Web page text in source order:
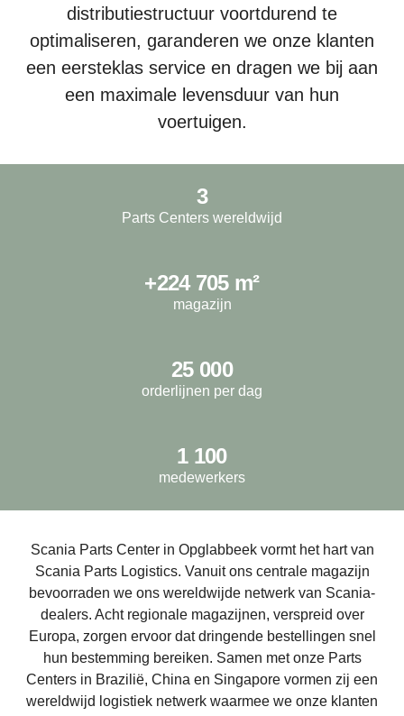
distributiestructuur voortdurend te
optimaliseren, garanderen we onze klanten
een eersteklas service en dragen we bij aan
een maximale levensduur van hun
voertuigen.
3
Parts Centers wereldwijd
+224 705 m²
magazijn
25 000
orderlijnen per dag
1 100
medewerkers
Scania Parts Center in Opglabbeek vormt het hart van
Scania Parts Logistics. Vanuit ons centrale magazijn
bevoorraden we ons wereldwijde netwerk van Scania-
dealers. Acht regionale magazijnen, verspreid over
Europa, zorgen ervoor dat dringende bestellingen snel
hun bestemming bereiken. Samen met onze Parts
Centers in Brazilië, China en Singapore vormen zij een
wereldwijd logistiek netwerk waarmee we onze klanten